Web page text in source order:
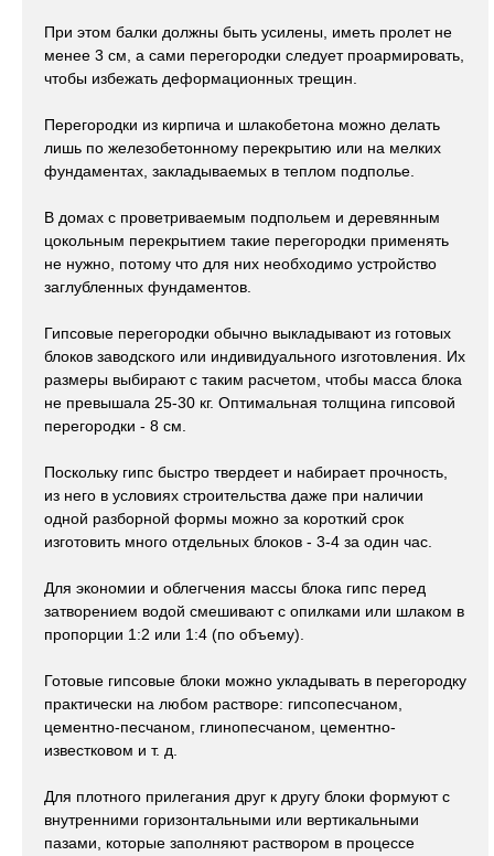
При этом балки должны быть усилены, иметь пролет не
менее 3 см, а сами перегородки следует проармировать,
чтобы избежать деформационных трещин.
Перегородки из кирпича и шлакобетона можно делать
лишь по железобетонному перекрытию или на мелких
фундаментах, закладываемых в теплом подполье.
В домах с проветриваемым подпольем и деревянным
цокольным перекрытием такие перегородки применять
не нужно, потому что для них необходимо устройство
заглубленных фундаментов.
Гипсовые перегородки обычно выкладывают из готовых
блоков заводского или индивидуального изготовления. Их
размеры выбирают с таким расчетом, чтобы масса блока
не превышала 25-30 кг. Оптимальная толщина гипсовой
перегородки - 8 см.
Поскольку гипс быстро твердеет и набирает прочность,
из него в условиях строительства даже при наличии
одной разборной формы можно за короткий срок
изготовить много отдельных блоков - 3-4 за один час.
Для экономии и облегчения массы блока гипс перед
затворением водой смешивают с опилками или шлаком в
пропорции 1:2 или 1:4 (по объему).
Готовые гипсовые блоки можно укладывать в перегородку
практически на любом растворе: гипсопесчаном,
цементно-песчаном, глинопесчаном, цементно-
известковом и т. д.
Для плотного прилегания друг к другу блоки формуют с
внутренними горизонтальными или вертикальными
пазами, которые заполняют раствором в процессе